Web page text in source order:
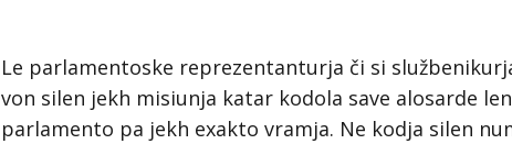
Le parlamentoske reprezentanturja či si
von silen jekh misiunja katar kodola save alosarde
parlamento pa jekh exakto vramja. Ne kodja silen